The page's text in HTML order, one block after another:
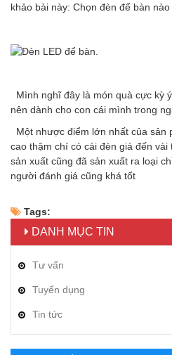
khảo bài này: Chọn đèn để bàn
Mình nghĩ đây là món quà cực kỳ
nên dành cho con cái mình trong
Một nhược điểm lớn nhất của sản
cao thậm chí có cái đèn giá đến
sản xuất cũng đã sản xuất ra loại
người đánh giá cũng khá tốt
Tags:
DANH MỤC TIN
Tư vấn
Tuyển dụng
Tin tức